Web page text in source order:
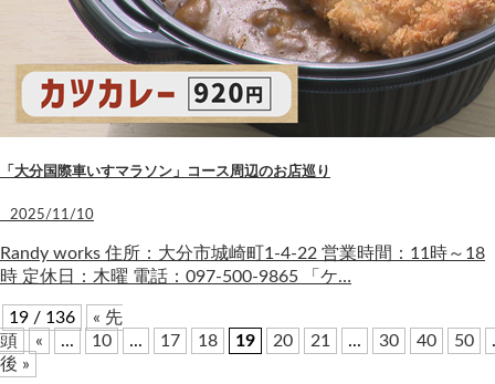
「大分国際車いすマラソン」コース周辺のお店巡り
2025/11/10
Randy works 住所：大分市城崎町1-4-22 営業時間：11時～18
時 定休日：木曜 電話：097-500-9865 「ケ…
19 / 136
« 先
頭
« ... 10 ... 17 18 19 20 21 ... 30 40 50
後 »